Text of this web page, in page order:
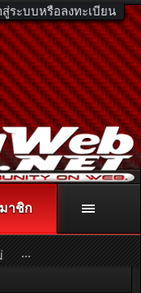
สู่ระบบหรือลงทะเบียน
หรือโทร. 081-811-1138
ม คลิกที่นี่
าชิก
...